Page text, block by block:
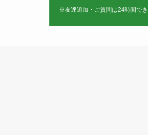
※友達追加・ご質問は24時間で